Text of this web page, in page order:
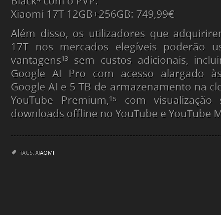
Xiaomi 17T 12GB+256GB: 749,99€
Além disso, os utilizadores que
17T nos mercados elegíveis poderão
vantagens¹³ sem custos adicionais,
Google AI Pro com acesso alargado
Google AI e 5 TB de armazenamento na
YouTube Premium,¹⁵ com
downloads offline no YouTube e YouTube
TAGS: XIAOMI